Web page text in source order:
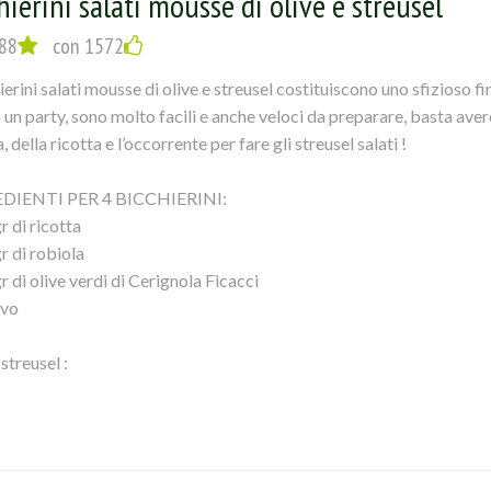
e
evo, coprirlicon un trito di olive , mandorle e pane
,salare,pepare ed unire aglio tritato,vino bianco ed
con carta alluminio ed infornare x 15`..a cca200°...POI
il calamaro tagliarlo a fette e servirlo contornato dai
con 1572
salati mousse di olive e streusel costituiscono uno sfizioso
party, sono molto facili e anche veloci da preparare, basta
della ricotta e l’occorrente per fare gli streusel salati !
PER 4 BICCHIERINI:
di ricotta
di robiola
di olive verdi di Cerignola Ficacci
: